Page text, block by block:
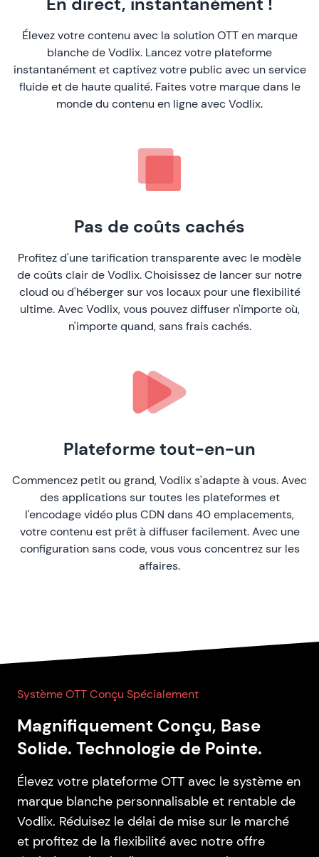
Élevez votre contenu avec la solution OTT en marque
blanche de Vodlix. Lancez votre plateforme
instantanément et captivez votre public avec un service
fluide et de haute qualité. Faites votre marque dans le
monde du contenu en ligne avec Vodlix.
Pas de coûts cachés
Profitez d'une tarification transparente avec le modèle
de coûts clair de Vodlix. Choisissez de lancer sur notre
cloud ou d'héberger sur vos locaux pour une flexibilité
ultime. Avec Vodlix, vous pouvez diffuser n'importe où,
n'importe quand, sans frais cachés.
Plateforme tout-en-un
Commencez petit ou grand, Vodlix s'adapte à vous. Avec
des applications sur toutes les plateformes et
l'encodage vidéo plus CDN dans 40 emplacements,
votre contenu est prêt à diffuser facilement. Avec une
configuration sans code, vous vous concentrez sur les
affaires.
Système OTT Conçu Spécialement
Magnifiquement Conçu, Base
Solide. Technologie de Pointe.
Élevez votre plateforme OTT avec le système en
marque blanche personnalisable et rentable de
Vodlix. Réduisez le délai de mise sur le marché
et profitez de la flexibilité avec notre offre